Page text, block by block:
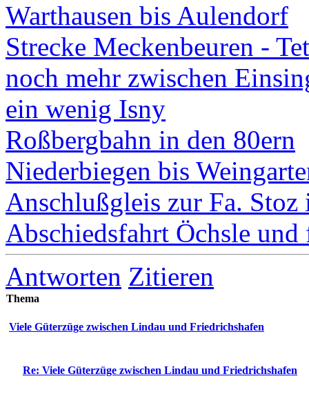
Warthausen bis Aulendorf
Strecke Meckenbeuren -
noch mehr zwischen
ein wenig Isny
Roßbergbahn in den 80ern
Niederbiegen bis
Anschlußgleis zur Fa. Stoz
Abschiedsfahrt Öchsle
Antworten Zitieren
Thema
Viele Güterzüge zwischen Lindau und Friedrichshafen
Re: Viele Güterzüge zwischen Lindau und Friedrichshafen